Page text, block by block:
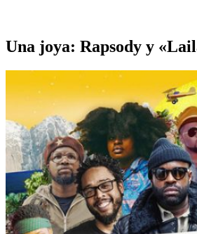
Una joya: Rapsody y